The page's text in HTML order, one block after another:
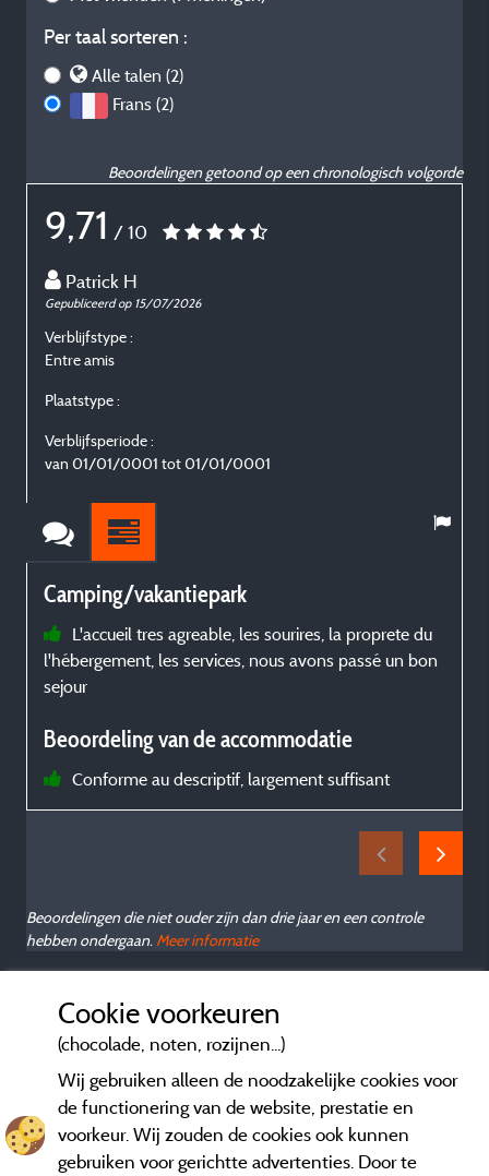
Per taal sorteren :
Alle talen (2)
Frans (2)
Beoordelingen getoond op een chronologisch volgorde
9,71 / 10
Patrick H
Gepubliceerd op 15/07/2026
Verblijfstype :
Entre amis
Plaatstype :
Verblijfsperiode :
van 01/01/0001 tot 01/01/0001
Camping/vakantiepark
L'accueil tres agreable, les sourires, la proprete du
l'hébergement, les services, nous avons passé un bon
sejour
Beoordeling van de accommodatie
Conforme au descriptif, largement suffisant
Beoordelingen die niet ouder zijn dan drie jaar en een controle
hebben ondergaan. Meer informatie
Cookie voorkeuren
(chocolade, noten, rozijnen...)
Wij gebruiken alleen de noodzakelijke cookies voor
de functionering van de website, prestatie en
voorkeur. Wij zouden de cookies ook kunnen
gebruiken voor gerichtte advertenties. Door te